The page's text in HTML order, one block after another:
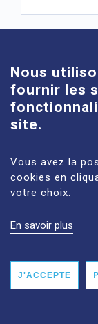
Nous
fournir les
site.
Vous avez la
cookies en
votre choix.
En savoir plus
J'ACCEPTE